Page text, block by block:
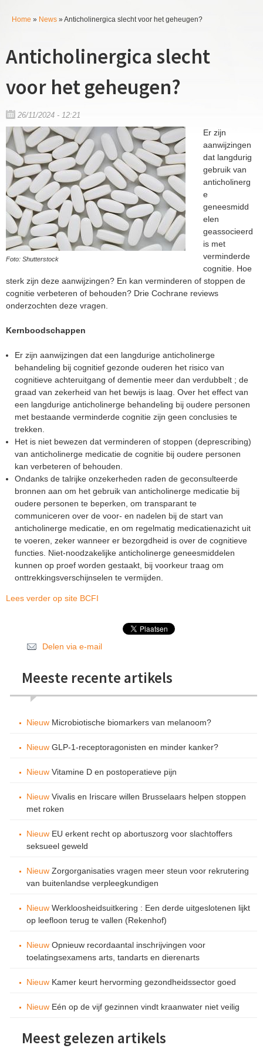
P
a
r
m
a
p
l
a
n
e
t
v
l
b
n
h
i
e
r
Home » News » Anticholinergica slecht voor het geheugen?
Anticholinergica slecht
voor het geheugen?
26/11/2024 - 12:21
Foto: Shutterstock
Er zijn
aanwijzingen
dat langdurig
gebruik van
anticholinerg
e
geneesmidd
elen
geassocieerd
is met
verminderde
cognitie. Hoe
sterk zijn deze aanwijzingen? En kan verminderen of stoppen de
cognitie verbeteren of behouden? Drie Cochrane reviews
onderzochten deze vragen.
Kernboodschappen
Er zijn aanwijzingen dat een langdurige anticholinerge
behandeling bij cognitief gezonde ouderen het risico van
cognitieve achteruitgang of dementie meer dan verdubbelt ; de
graad van zekerheid van het bewijs is laag. Over het effect van
een langdurige anticholinerge behandeling bij oudere personen
met bestaande verminderde cognitie zijn geen conclusies te
trekken.
Het is niet bewezen dat verminderen of stoppen (deprescribing)
van anticholinerge medicatie de cognitie bij oudere personen
kan verbeteren of behouden.
Ondanks de talrijke onzekerheden raden de geconsulteerde
bronnen aan om het gebruik van anticholinerge medicatie bij
oudere personen te beperken, om transparant te
communiceren over de voor- en nadelen bij de start van
anticholinerge medicatie, en om regelmatig medicatienazicht uit
te voeren, zeker wanneer er bezorgdheid is over de cognitieve
functies. Niet-noodzakelijke anticholinerge geneesmiddelen
kunnen op proef worden gestaakt, bij voorkeur traag om
onttrekkingsverschijnselen te vermijden.
Lees verder op site BCFI
Delen via e-mail
Meeste recente artikels
Nieuw Microbiotische biomarkers van melanoom?
Nieuw GLP-1-receptoragonisten en minder kanker?
Nieuw Vitamine D en postoperatieve pijn
Nieuw Vivalis en Iriscare willen Brusselaars helpen stoppen
met roken
Nieuw EU erkent recht op abortuszorg voor slachtoffers
seksueel geweld
Nieuw Zorgorganisaties vragen meer steun voor rekrutering
van buitenlandse verpleegkundigen
Nieuw Werkloosheidsuitkering : Een derde uitgeslotenen lijkt
op leefloon terug te vallen (Rekenhof)
Nieuw Opnieuw recordaantal inschrijvingen voor
toelatingsexamens arts, tandarts en dierenarts
Nieuw Kamer keurt hervorming gezondheidssector goed
Nieuw Eén op de vijf gezinnen vindt kraanwater niet veilig
Meest gelezen artikels